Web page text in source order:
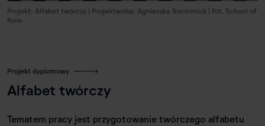
Projekt: Alfabet twórczy | Projektantka: Agnieszka Trochimiuk | Fot. School of
Form
Projekt dyplomowy
Alfabet twórczy
Tematem pracy jest przygotowanie twórczego alfabetu